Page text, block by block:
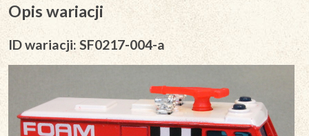
Opis wariacji
ID wariacji: SF0217-004-a